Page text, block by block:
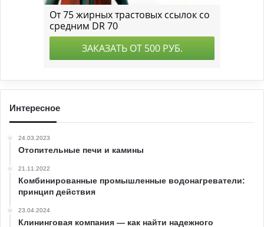
Интересное
24.03.2023
Отопительные печи и камины
21.11.2022
Комбинированные промышленные водонагреватели:
принцип действия
23.04.2024
Клининговая компания — как найти надежного